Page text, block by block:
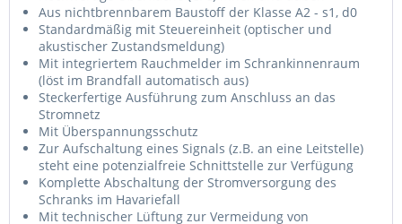
Aus nichtbrennbarem Baustoff der Klasse A2 - s1, d0
Standardmäßig mit Steuereinheit (optischer und
akustischer Zustandsmeldung)
Mit integriertem Rauchmelder im Schrankinnenraum
(löst im Brandfall automatisch aus)
Steckerfertige Ausführung zum Anschluss an das
Stromnetz
Mit Überspannungsschutz
Zur Aufschaltung eines Signals (z.B. an eine Leitstelle)
steht eine potenzialfreie Schnittstelle zur Verfügung
Komplette Abschaltung der Stromversorgung des
Schranks im Havariefall
Mit technischer Lüftung zur Vermeidung von